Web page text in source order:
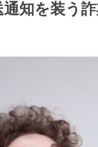
知を装う